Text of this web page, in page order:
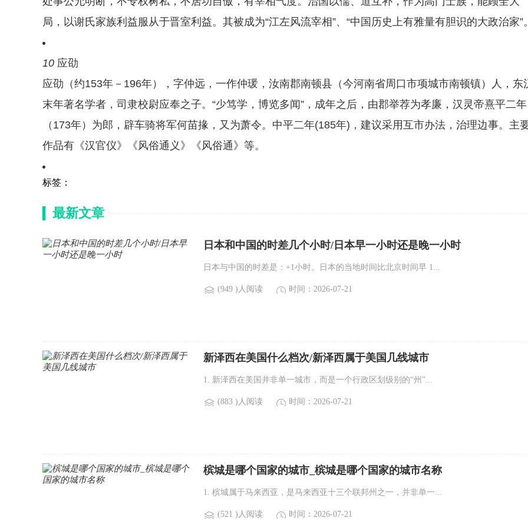
局，以谢氏家族利益服从于晋室利益。其被成为“江左风流宰相”、“中国历史上有雅量有胆识的大政治家”。
10 应劭
应劭（约153年－196年），字仲远，一作仲瑗，汝南郡南顿县（今河南省周口市项城市南顿镇）人，东
末年著名学者，司隶校尉应奉之子。“少笃学，博览多闻”，成年之后，由郡举荐为孝廉，汉灵帝熹平二年
（173年）为郎，辟车骑将军何苗掾，又为萧令。中平二年(185年)，建议采用互市办法，治理边事。主
作品有《汉官仪》《风俗通义》《风俗通》等。
标签：
最新文章
日本和中国的时差几个小时/日本早一小时还是晚一小时
日本与中国的时差是：+1小时。日本的当地时间比北京时间早 1...
(949 )人阅读 时间：2026-07-21
新泽西在美国什么档次/新泽西属于美国几线城市
1. 新泽西在美国并非单一城市，而是一个行政区划级别的“州”...
(883 )人阅读 时间：2026-07-21
槟城是哪个国家的城市_槟城是哪个国家的城市名称
1. 槟城属于马来西亚，是马来西亚十三个联邦州之一，并非单一...
(521 )人阅读 时间：2026-07-21